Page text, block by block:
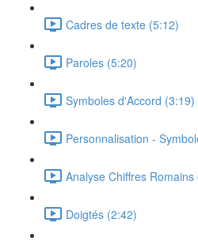
Cadres de texte (5:12)
Paroles (5:20)
Symboles d'Accord (3:19)
Personnalisation -
Analyse Chiffres
Doigtés (2:42)